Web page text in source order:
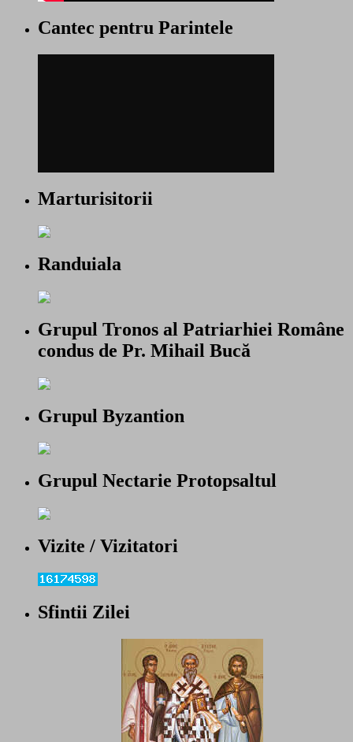
Cantec pentru Parintele
Marturisitorii
Randuiala
Grupul Tronos al Patriarhiei Române
condus de Pr. Mihail Bucă
Grupul Byzantion
Grupul Nectarie Protopsaltul
Vizite / Vizitatori
Sfintii Zilei